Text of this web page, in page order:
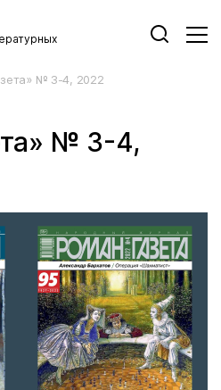
№ 3-4, 2022
№ 3-4,